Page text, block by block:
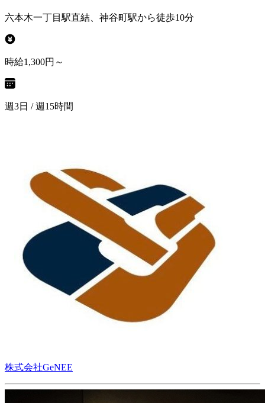
六本木一丁目駅直結、神谷町駅から徒歩10分
時給1,300円～
週3日 / 週15時間
株式会社GeNEE